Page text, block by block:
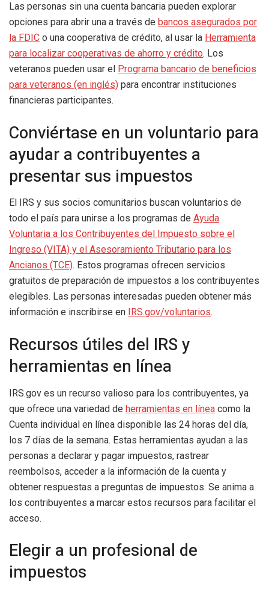
Las personas sin una cuenta bancaria pueden explorar
opciones para abrir una a través de bancos asegurados por
la FDIC o una cooperativa de crédito, al usar la Herramienta
para localizar cooperativas de ahorro y crédito. Los
veteranos pueden usar el
Programa bancario de beneficios
para veteranos (en inglés) para encontrar instituciones
financieras participantes.
Conviértase en un voluntario para
ayudar a contribuyentes a
presentar sus impuestos
El IRS y sus socios comunitarios buscan voluntarios de
todo el país para unirse a los programas de Ayuda
Voluntaria a los Contribuyentes del Impuesto sobre el
Ingreso (VITA) y el Asesoramiento Tributario para los
Ancianos (TCE). Estos programas ofrecen servicios
gratuitos de preparación de impuestos a los contribuyentes
elegibles. Las personas interesadas pueden obtener más
información e inscribirse en
IRS.gov/voluntarios.
Recursos útiles del IRS y
herramientas en línea
IRS.gov es un recurso valioso para los contribuyentes, ya
que ofrece una variedad de herramientas en línea como la
Cuenta individual en línea disponible las 24 horas del día,
los 7 días de la semana. Estas herramientas ayudan a las
personas a declarar y pagar impuestos, rastrear
reembolsos, acceder a la información de la cuenta y
obtener respuestas a preguntas de impuestos. Se anima a
los contribuyentes a marcar estos recursos para facilitar el
acceso.
Elegir a un profesional de
impuestos